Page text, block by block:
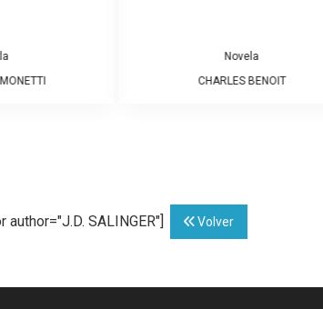
Novela
CHARLES BENOIT
SALINGER"] Volver